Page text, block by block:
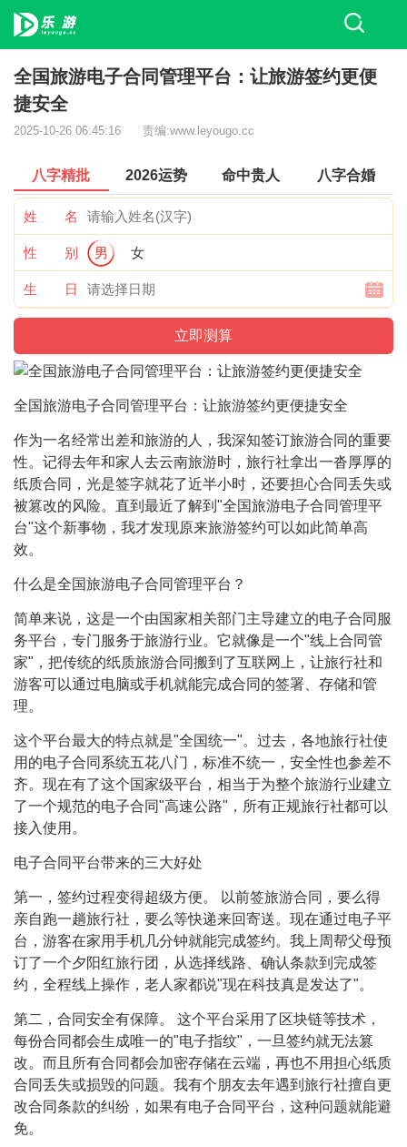
全国旅游电子合同管理平台：让旅游签约更便
捷安全
2025-10-26 06:45:16 责编:www.leyougo.cc
八字精批 2026运势 命中贵人 八字合婚
姓 名
性 别 男 女
生 日
全国旅游电子合同管理平台：让旅游签约更便捷安全
作为一名经常出差和旅游的人，我深知签订旅游合同的重要
性。记得去年和家人去云南旅游时，旅行社拿出一沓厚厚的
纸质合同，光是签字就花了近半小时，还要担心合同丢失或
被篡改的风险。直到最近了解到"全国旅游电子合同管理平
台"这个新事物，我才发现原来旅游签约可以如此简单高
效。
什么是全国旅游电子合同管理平台？
简单来说，这是一个由国家相关部门主导建立的电子合同服
务平台，专门服务于旅游行业。它就像是一个"线上合同管
家"，把传统的纸质旅游合同搬到了互联网上，让旅行社和
游客可以通过电脑或手机就能完成合同的签署、存储和管
理。
这个平台最大的特点就是"全国统一"。过去，各地旅行社使
用的电子合同系统五花八门，标准不统一，安全性也参差不
齐。现在有了这个国家级平台，相当于为整个旅游行业建立
了一个规范的电子合同"高速公路"，所有正规旅行社都可以
接入使用。
电子合同平台带来的三大好处
第一，签约过程变得超级方便。 以前签旅游合同，要么得
亲自跑一趟旅行社，要么等快递来回寄送。现在通过电子平
台，游客在家用手机几分钟就能完成签约。我上周帮父母预
订了一个夕阳红旅行团，从选择线路、确认条款到完成签
约，全程线上操作，老人家都说"现在科技真是发达了"。
第二，合同安全有保障。 这个平台采用了区块链等技术，
每份合同都会生成唯一的"电子指纹"，一旦签约就无法篡
改。而且所有合同都会加密存储在云端，再也不用担心纸质
合同丢失或损毁的问题。我有个朋友去年遇到旅行社擅自更
改合同条款的纠纷，如果有电子合同平台，这种问题就能避
免。